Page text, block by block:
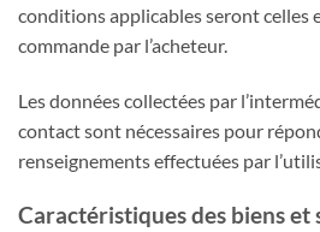
conditions applicables seront celles
commande par l’acheteur.
Les données collectées par
contact sont nécessaires pour
renseignements effectuées par
Caractéristiques des biens et